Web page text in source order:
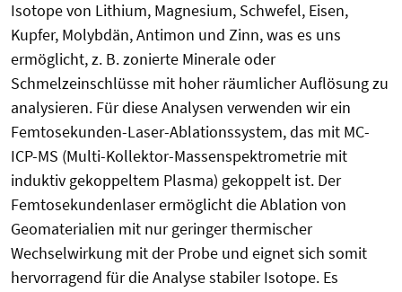
Isotope von Lithium, Magnesium, Schwefel, Eisen,
Kupfer, Molybdän, Antimon und Zinn, was es uns
ermöglicht, z. B. zonierte Minerale oder
Schmelzeinschlüsse mit hoher räumlicher Auflösung zu
analysieren. Für diese Analysen verwenden wir ein
Femtosekunden-Laser-Ablationssystem, das mit MC-
ICP-MS (Multi-Kollektor-Massenspektrometrie mit
induktiv gekoppeltem Plasma) gekoppelt ist. Der
Femtosekundenlaser ermöglicht die Ablation von
Geomaterialien mit nur geringer thermischer
Wechselwirkung mit der Probe und eignet sich somit
hervorragend für die Analyse stabiler Isotope. Es